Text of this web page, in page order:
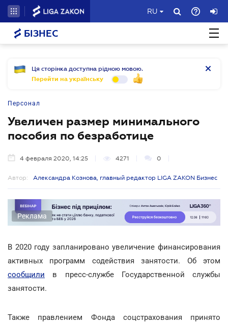
RU
БІЗНЕС
Ця сторінка доступна рідною мовою.
Перейти на українську
Персонал
Увеличен размер минимального
пособия по безработице
4 февраля 2020, 14:25 4271 0
Автор: Александра Кознова, главный редактор LIGA ZAKON Бизнес
Реклама
В 2020 году запланировано увеличение финансирования
активных программ содействия занятости. Об этом
сообщили в пресс-службе Государственной службы
занятости.
Также правлением Фонда соцстрахования принято